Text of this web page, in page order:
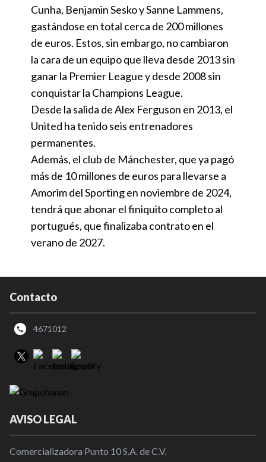
Cunha, Benjamin Sesko y Sanne Lammens,
gastándose en total cerca de 200 millones
de euros. Estos, sin embargo, no cambiaron
la cara de un equipo que lleva desde 2013 sin
ganar la Premier League y desde 2008 sin
conquistar la Champions League.
Desde la salida de Alex Ferguson en 2013, el
United ha tenido seis entrenadores
permanentes.
Además, el club de Mánchester, que ya pagó
más de 10 millones de euros para llevarse a
Amorim del Sporting en noviembre de 2024,
tendrá que abonar el finiquito completo al
portugués, que finalizaba contrato en el
verano de 2027.
Contacto
4671012
AVISO LEGAL
Comercializadora Punto 10 S.A. de C.V.